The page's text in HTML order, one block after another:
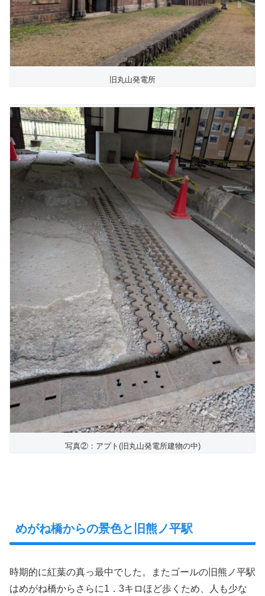
旧丸山発電所
写真②：アプト(旧丸山発電所建物の中)
めがね橋からの景色と旧熊ノ平駅
時期的に紅葉の真っ最中でした。またゴールの旧熊ノ平駅
はめがね橋からさらに1．3キロほど歩くため、人も少な